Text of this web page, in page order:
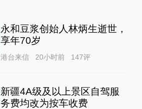
永和豆浆创始人林炳生逝世，
享年70岁
港台来信 20小时前 147评
新疆4A级及以上景区自驾服
务费均改为按车收费